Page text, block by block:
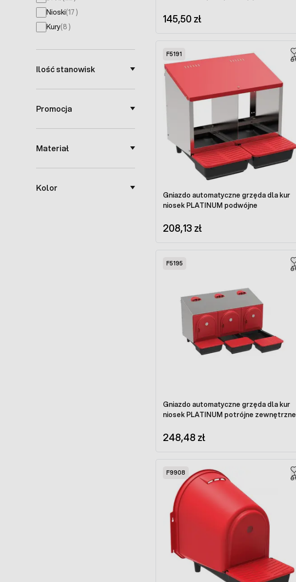
Nioski(17 products available
)
Kury(8 products available
)
Ilość stanowisk
Promocja
Materiał
Kolor
145,50 zł
F5191
Gniazdo automatyczne grzęda dla kur
niosek PLATINUM podwójne
208,13 zł
F5195
Gniazdo automatyczne grzęda dla kur
niosek PLATINUM potrójne zewnętrzne
248,48 zł
F9908